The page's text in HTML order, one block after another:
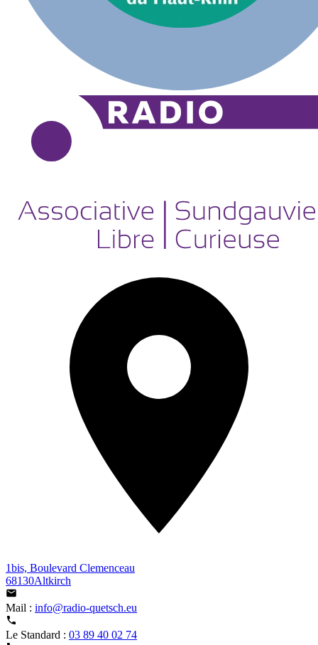
1bis, Boulevard Clemenceau
68130Altkirch
Mail : info@radio-quetsch.eu
Le Standard : 03 89 40 02 74